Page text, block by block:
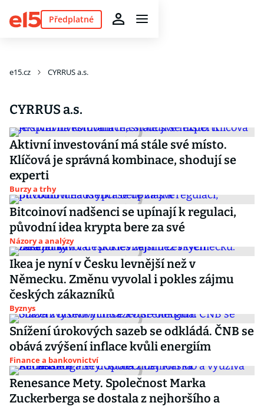
Předplatné
e15.cz CYRRUS a.s.
CYRRUS a.s.
Aktivní investování má stále své místo.
Klíčová je správná kombinace, shodují se
experti
Burzy a trhy
Bitcoinoví nadšenci se upínají k regulaci,
původní idea krypta bere za své
Názory a analýzy
Ikea je nyní v Česku levnější než v
Německu. Změnu vyvolal i pokles zájmu
českých zákazníků
Byznys
Snížení úrokových sazeb se odkládá. ČNB se
obává zvýšení inflace kvůli energiím
Finance a bankovnictví
Renesance Mety. Společnost Marka
Zuckerberga se dostala z nejhoršího a